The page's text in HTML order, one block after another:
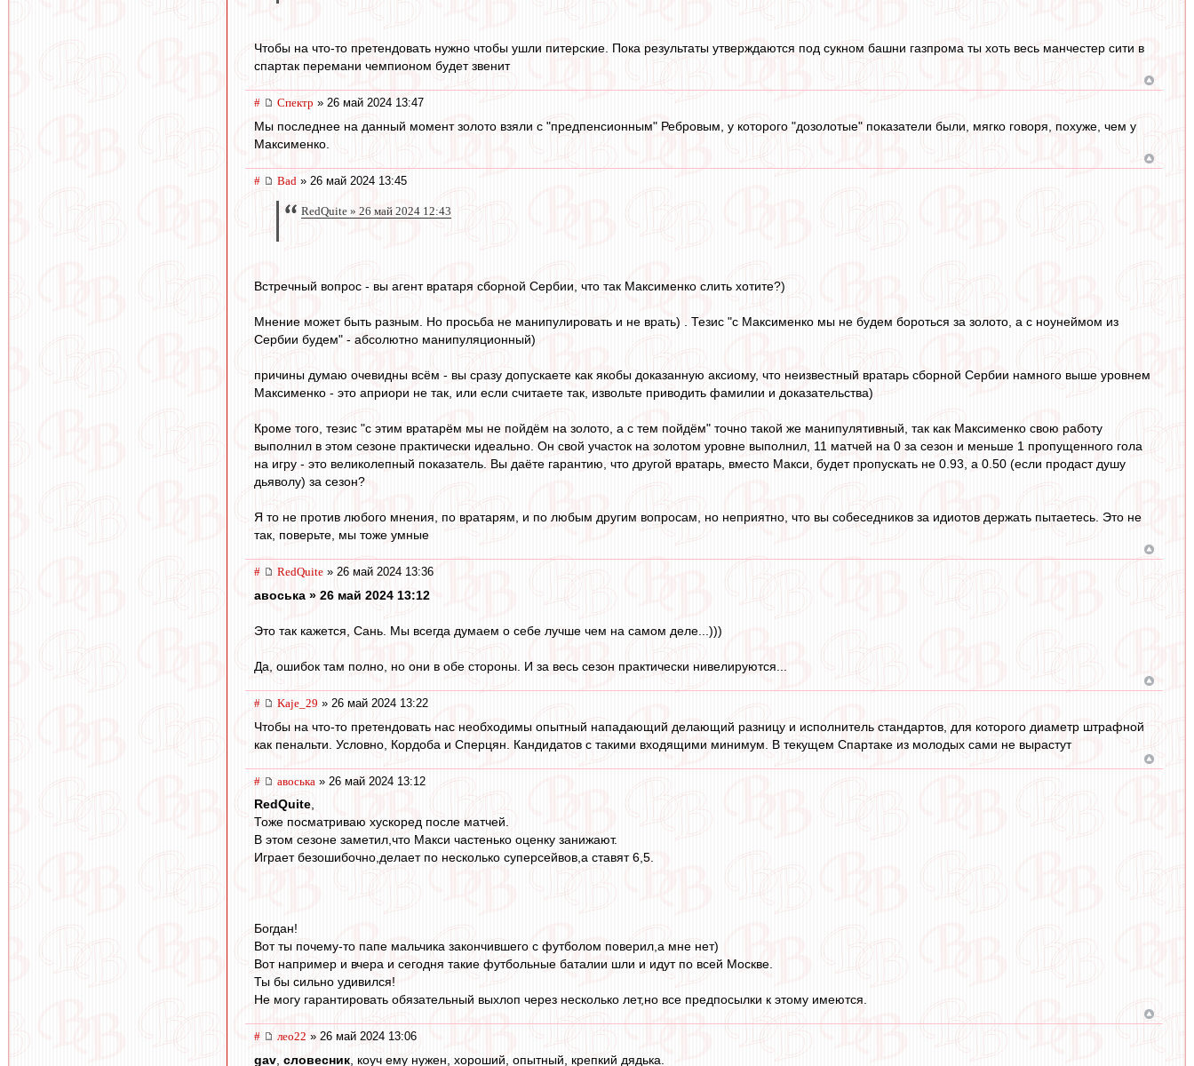
Чтобы на что-то претендовать нужно чтобы ушли питерские. Пока результаты утверждаются под сукном башни газпрома ты хоть весь манчестер сити в
спартак перемани чемпионом будет звенит
# Спектр » 26 май 2024 13:47
Мы последнее на данный момент золото взяли с "предпенсионным" Ребровым, у которого "дозолотые" показатели были, мягко говоря, похуже, чем у
Максименко.
# Bad » 26 май 2024 13:45
RedQuite » 26 май 2024 12:43
Встречный вопрос - вы агент вратаря сборной Сербии, что так Максименко слить хотите?)
Мнение может быть разным. Но просьба не манипулировать и не врать) . Тезис "с Максименко мы не будем бороться за золото, а с ноунеймом из
Сербии будем" - абсолютно манипуляционный)
причины думаю очевидны всём - вы сразу допускаете как якобы доказанную аксиому, что неизвестный вратарь сборной Сербии намного выше уровнем
Максименко - это априори не так, или если считаете так, извольте приводить фамилии и доказательства)
Кроме того, тезис "с этим вратарём мы не пойдём на золото, а с тем пойдём" точно такой же манипулятивный, так как Максименко свою работу
выполнил в этом сезоне практически идеально. Он свой участок на золотом уровне выполнил, 11 матчей на 0 за сезон и меньше 1 пропущенного гола
на игру - это великолепный показатель. Вы даёте гарантию, что другой вратарь, вместо Макси, будет пропускать не 0.93, а 0.50 (если продаст душу
дьяволу) за сезон?
Я то не против любого мнения, по вратарям, и по любым другим вопросам, но неприятно, что вы собеседников за идиотов держать пытаетесь. Это не
так, поверьте, мы тоже умные
# RedQuite » 26 май 2024 13:36
авоська » 26 май 2024 13:12
Это так кажется, Сань. Мы всегда думаем о себе лучше чем на самом деле...)))
Да, ошибок там полно, но они в обе стороны. И за весь сезон практически нивелируются...
# Kaje_29 » 26 май 2024 13:22
Чтобы на что-то претендовать нас необходимы опытный нападающий делающий разницу и исполнитель стандартов, для которого диаметр штрафной
как пенальти. Условно, Кордоба и Сперцян. Кандидатов с такими входящими минимум. В текущем Спартаке из молодых сами не вырастут
# авоська » 26 май 2024 13:12
RedQuite,
Тоже посматриваю хускоред после матчей.
В этом сезоне заметил,что Макси частенько оценку занижают.
Играет безошибочно,делает по несколько суперсейвов,а ставят 6,5.
Богдан!
Вот ты почему-то папе мальчика закончившего с футболом поверил,а мне нет)
Вот например и вчера и сегодня такие футбольные баталии шли и идут по всей Москве.
Ты бы сильно удивился!
Не могу гарантировать обязательный выхлоп через несколько лет,но все предпосылки к этому имеются.
# лео22 » 26 май 2024 13:06
gav словесник , коуч ему нужен, хороший, опытный, крепкий дядька.